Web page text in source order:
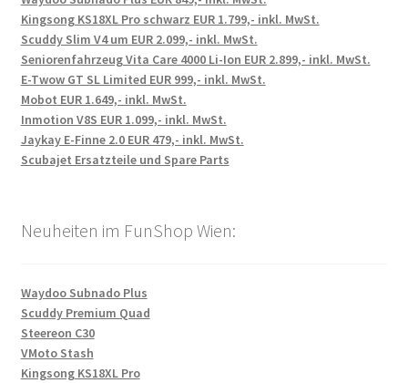
Kingsong KS18XL Pro schwarz EUR 1.799,- inkl. MwSt.
Scuddy Slim V4 um EUR 2.099,- inkl. MwSt.
Seniorenfahrzeug Vita Care 4000 Li-Ion EUR 2.899,- inkl. MwSt.
E-Twow GT SL Limited EUR 999,- inkl. MwSt.
Mobot EUR 1.649,- inkl. MwSt.
Inmotion V8S EUR 1.099,- inkl. MwSt.
Jaykay E-Finne 2.0 EUR 479,- inkl. MwSt.
Scubajet Ersatzteile und Spare Parts
Neuheiten im FunShop Wien:
Waydoo Subnado Plus
Scuddy Premium Quad
Steereon C30
VMoto Stash
Kingsong KS18XL Pro